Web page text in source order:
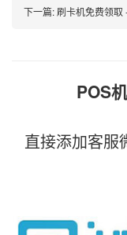
下一篇:刷卡机免费领取
POS
直接添加客服